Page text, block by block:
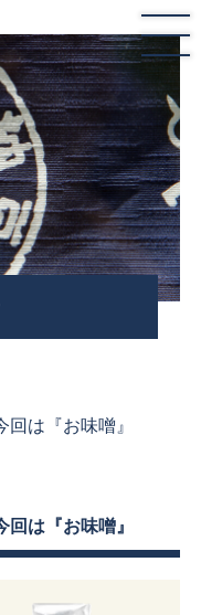
回は『お味噌』
回は『お味噌』